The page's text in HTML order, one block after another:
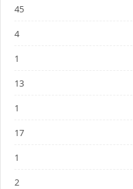
45
4
1
13
1
17
1
2